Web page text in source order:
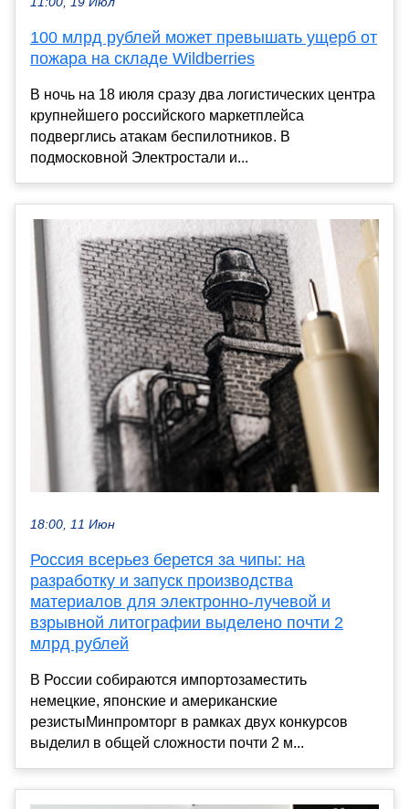
100 млрд рублей может превышать ущерб от
пожара на складе Wildberries
В ночь на 18 июля сразу два логистических центра
крупнейшего российского маркетплейса
подверглись атакам беспилотников. В
подмосковной Электростали и...
18:00, 11 Июн
Россия всерьез берется за чипы: на
разработку и запуск производства
материалов для электронно-лучевой и
взрывной литографии выделено почти 2
млрд рублей
В России собираются импортозаместить
немецкие, японские и американские
резистыМинпромторг в рамках двух конкурсов
выделил в общей сложности почти 2 м...